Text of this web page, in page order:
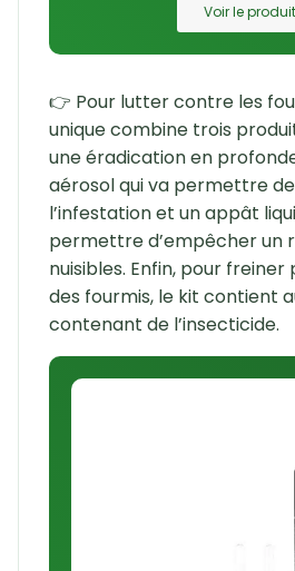
Voir le produit
👉 Pour lutter contre les
unique combine trois
une éradication en
aérosol qui va permettre
l’infestation et un appât
permettre d’empêcher un
nuisibles. Enfin, pour
des fourmis, le kit contient
contenant de l’insecticide.